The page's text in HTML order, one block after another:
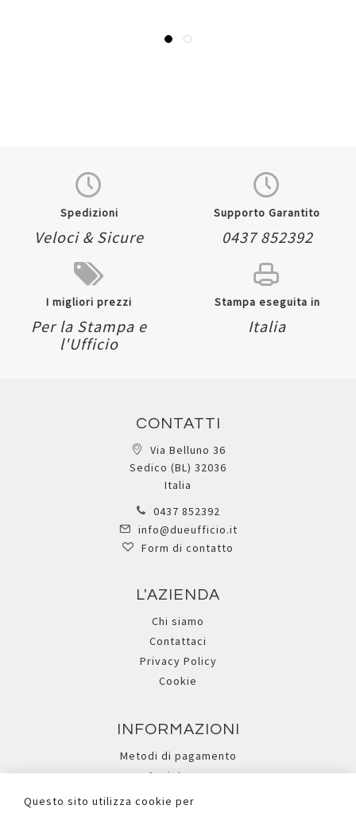
Spedizioni
Veloci & Sicure
Supporto Garantito
0437 852392
I migliori prezzi
Per la Stampa e
l'Ufficio
Stampa eseguita in
Italia
CONTATTI
Via Belluno 36
Sedico (BL) 32036
Italia
0437 852392
info@dueufficio.it
Form di contatto
L'AZIENDA
Chi siamo
Contattaci
Privacy Policy
Cookie
INFORMAZIONI
Metodi di pagamento
Assistenza
Ricerca avanzata
Questo sito utilizza cookie per